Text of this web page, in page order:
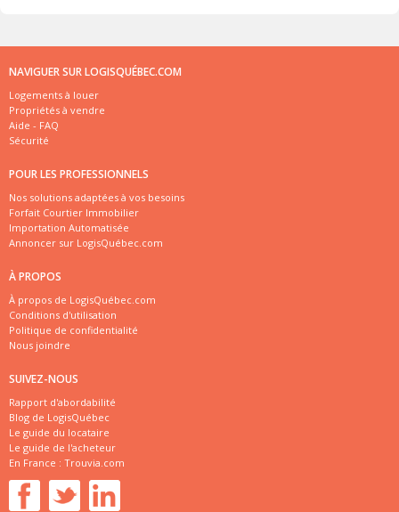
NAVIGUER SUR LOGISQUÉBEC.COM
Logements à louer
Propriétés à vendre
Aide - FAQ
Sécurité
POUR LES PROFESSIONNELS
Nos solutions adaptées à vos besoins
Forfait Courtier Immobilier
Importation Automatisée
Annoncer sur LogisQuébec.com
À PROPOS
À propos de LogisQuébec.com
Conditions d'utilisation
Politique de confidentialité
Nous joindre
SUIVEZ-NOUS
Rapport d'abordabilité
Blog de LogisQuébec
Le guide du locataire
Le guide de l'acheteur
En France : Trouvia.com